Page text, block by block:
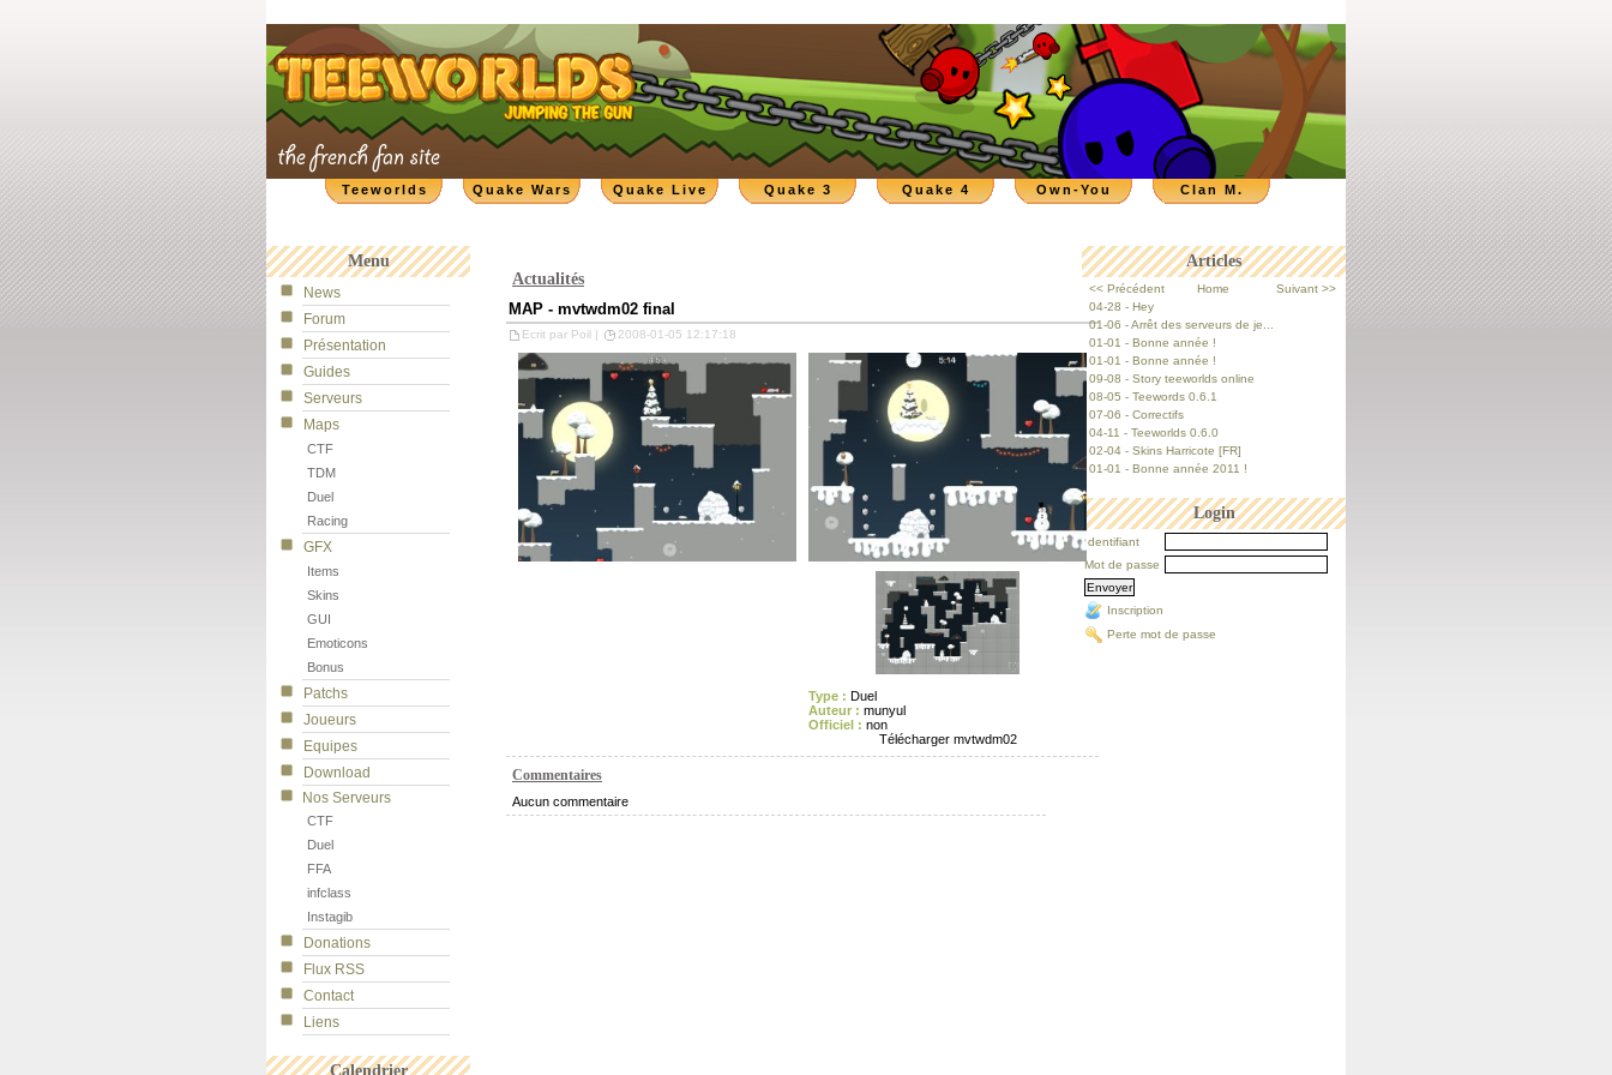
Clan M.
Own-You
Quake 4
Quake 3
Quake Live
Quake Wars
Teeworlds
Menu
News
Forum
Présentation
Guides
Serveurs
Maps
CTF
TDM
Duel
Racing
GFX
Items
Skins
GUI
Emoticons
Bonus
Patchs
Joueurs
Equipes
Download
Nos Serveurs
CTF
Duel
FFA
infclass
Instagib
Donations
Flux RSS
Contact
Liens
Calendrier
Articles
<< Précédent Home
Suivant >>
04-28 - Hey
01-06 - Arrêt des serveurs de je...
01-01 - Bonne année !
01-01 - Bonne année !
09-08 - Story teeworlds online
08-05 - Teewords 0.6.1
07-06 - Correctifs
04-11 - Teeworlds 0.6.0
02-04 - Skins Harricote [FR]
01-01 - Bonne année 2011 !
Login
Identifiant
Mot de passe
Inscription
Perte mot de passe
Actualités
MAP - mvtwdm02 final
Ecrit par Poil | 2008-01-05 12:17:18
Type : Duel
Auteur : munyul
Officiel : non
Télécharger mvtwdm02
Commentaires
Aucun commentaire